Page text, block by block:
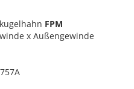
FPM
x Außengewinde